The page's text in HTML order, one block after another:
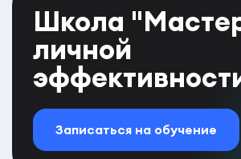
Школа
личной
Записаться на обучение